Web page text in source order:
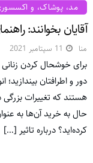
مد، پوشاک، و
آقایان بخوانند:
منا 11 سپتامبر 2021
برای خوشحال کردن
دور و اطرافتان
هستند که تغییرات بزرگی
حال به خرید آن‌ها به
کرده‌اید؟ درباره تاثیر […]